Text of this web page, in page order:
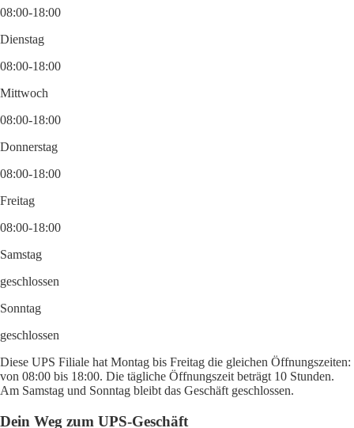
08:00-18:00
Dienstag
08:00-18:00
Mittwoch
08:00-18:00
Donnerstag
08:00-18:00
Freitag
08:00-18:00
Samstag
geschlossen
Sonntag
geschlossen
Diese UPS Filiale hat Montag bis Freitag die gleichen Öffnungszeiten:
von 08:00 bis 18:00. Die tägliche Öffnungszeit beträgt 10 Stunden.
Am Samstag und Sonntag bleibt das Geschäft geschlossen.
Dein Weg zum UPS-Geschäft